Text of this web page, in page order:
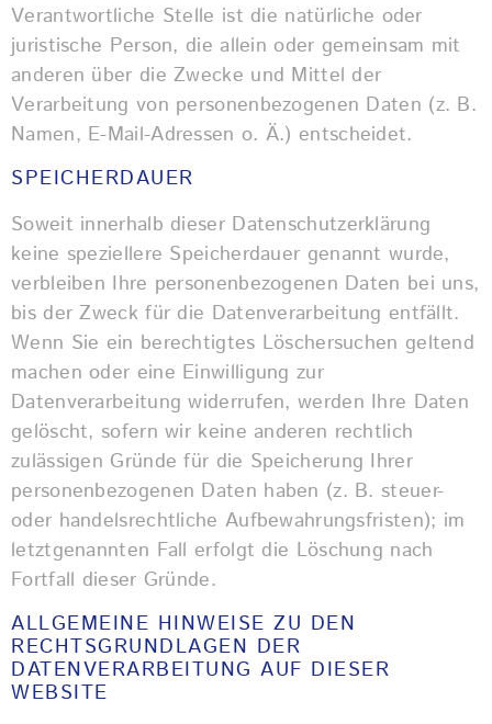
Verantwortliche Stelle ist die natürliche oder
juristische Person, die allein oder gemeinsam mit
anderen über die Zwecke und Mittel der
Verarbeitung von personenbezogenen Daten (z. B.
Namen, E-Mail-Adressen o. Ä.) entscheidet.
SPEICHERDAUER
Soweit innerhalb dieser Datenschutzerklärung
keine speziellere Speicherdauer genannt wurde,
verbleiben Ihre personenbezogenen Daten bei uns,
bis der Zweck für die Datenverarbeitung entfällt.
Wenn Sie ein berechtigtes Löschersuchen geltend
machen oder eine Einwilligung zur
Datenverarbeitung widerrufen, werden Ihre Daten
gelöscht, sofern wir keine anderen rechtlich
zulässigen Gründe für die Speicherung Ihrer
personenbezogenen Daten haben (z. B. steuer-
oder handelsrechtliche Aufbewahrungsfristen); im
letztgenannten Fall erfolgt die Löschung nach
Fortfall dieser Gründe.
ALLGEMEINE HINWEISE ZU DEN
RECHTSGRUNDLAGEN DER
DATENVERARBEITUNG AUF DIESER
WEBSITE